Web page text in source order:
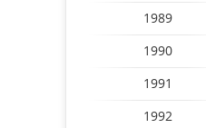
1989
1990
1991
1992